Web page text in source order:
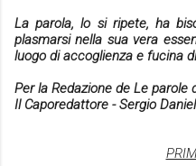
La parola, lo si ripete, ha
plasmarsi nella sua vera
luogo di accoglienza e fucina
Per la Redazione de Le parole
Il Caporedattore - Sergio